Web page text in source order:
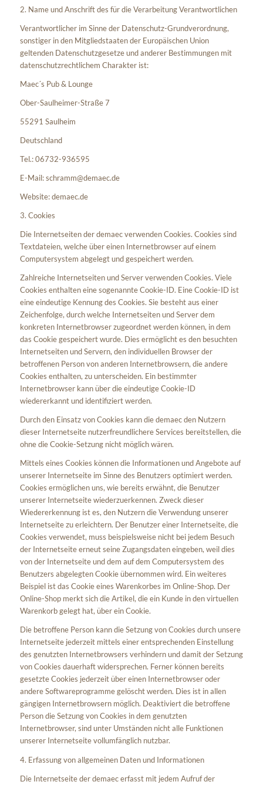
2. Name und Anschrift des für die Verarbeitung Verantwortlichen
Verantwortlicher im Sinne der Datenschutz-Grundverordnung,
sonstiger in den Mitgliedstaaten der Europäischen Union
geltenden Datenschutzgesetze und anderer Bestimmungen mit
datenschutzrechtlichem Charakter ist:
Maec´s Pub & Lounge
Ober-Saulheimer-Straße 7
55291 Saulheim
Deutschland
Tel.: 06732-936595
E-Mail: schramm@demaec.de
Website: demaec.de
3. Cookies
Die Internetseiten der demaec verwenden Cookies. Cookies sind
Textdateien, welche über einen Internetbrowser auf einem
Computersystem abgelegt und gespeichert werden.
Zahlreiche Internetseiten und Server verwenden Cookies. Viele
Cookies enthalten eine sogenannte Cookie-ID. Eine Cookie-ID ist
eine eindeutige Kennung des Cookies. Sie besteht aus einer
Zeichenfolge, durch welche Internetseiten und Server dem
konkreten Internetbrowser zugeordnet werden können, in dem
das Cookie gespeichert wurde. Dies ermöglicht es den besuchten
Internetseiten und Servern, den individuellen Browser der
betroffenen Person von anderen Internetbrowsern, die andere
Cookies enthalten, zu unterscheiden. Ein bestimmter
Internetbrowser kann über die eindeutige Cookie-ID
wiedererkannt und identifiziert werden.
Durch den Einsatz von Cookies kann die demaec den Nutzern
dieser Internetseite nutzerfreundlichere Services bereitstellen, die
ohne die Cookie-Setzung nicht möglich wären.
Mittels eines Cookies können die Informationen und Angebote auf
unserer Internetseite im Sinne des Benutzers optimiert werden.
Cookies ermöglichen uns, wie bereits erwähnt, die Benutzer
unserer Internetseite wiederzuerkennen. Zweck dieser
Wiedererkennung ist es, den Nutzern die Verwendung unserer
Internetseite zu erleichtern. Der Benutzer einer Internetseite, die
Cookies verwendet, muss beispielsweise nicht bei jedem Besuch
der Internetseite erneut seine Zugangsdaten eingeben, weil dies
von der Internetseite und dem auf dem Computersystem des
Benutzers abgelegten Cookie übernommen wird. Ein weiteres
Beispiel ist das Cookie eines Warenkorbes im Online-Shop. Der
Online-Shop merkt sich die Artikel, die ein Kunde in den virtuellen
Warenkorb gelegt hat, über ein Cookie.
Die betroffene Person kann die Setzung von Cookies durch unsere
Internetseite jederzeit mittels einer entsprechenden Einstellung
des genutzten Internetbrowsers verhindern und damit der Setzung
von Cookies dauerhaft widersprechen. Ferner können bereits
gesetzte Cookies jederzeit über einen Internetbrowser oder
andere Softwareprogramme gelöscht werden. Dies ist in allen
gängigen Internetbrowsern möglich. Deaktiviert die betroffene
Person die Setzung von Cookies in dem genutzten
Internetbrowser, sind unter Umständen nicht alle Funktionen
unserer Internetseite vollumfänglich nutzbar.
4. Erfassung von allgemeinen Daten und Informationen
Die Internetseite der demaec erfasst mit jedem Aufruf der